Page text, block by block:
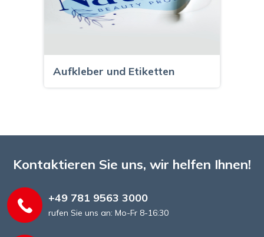
Aufkleber und Etiketten
Kontaktieren Sie uns, wir helfen Ihnen!
+49 781 9563 3000
rufen Sie uns an: Mo-Fr 8-16:30